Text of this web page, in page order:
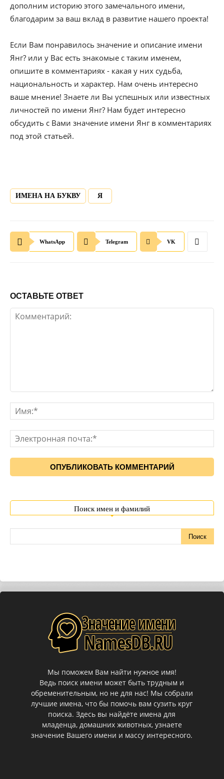
дополним историю этого замечального имени,
благодарим за ваш вклад в развитие нашего проекта!
Если Вам понравилось значение и описание имени
Янг? или у Вас есть знакомые с таким именем,
опишите в комментариях - какая у них судьба,
национальность и характер. Нам очень интересно
ваше мнение! Знаете ли Вы успешных или известных
личностей по имени Янг? Нам будет интересно
обсудить с Вами значение имени Янг в комментариях
под этой статьей.
ИМЕНА НА БУКВУ Я
WhatsApp Telegram VK
ОСТАВЬТЕ ОТВЕТ
Поиск имен и фамилий
Мы поможем Вам найти нужное имя!
Ведь поиск имени может быть трудным и
обременительным, но не для нас! Мы собрали
лучшие имена, что бы помочь вам сузить круг
поиска. Здесь вы найдёте имена для
младенца, домашних животных, узнаете
значение Вашего имени и массу интересного.